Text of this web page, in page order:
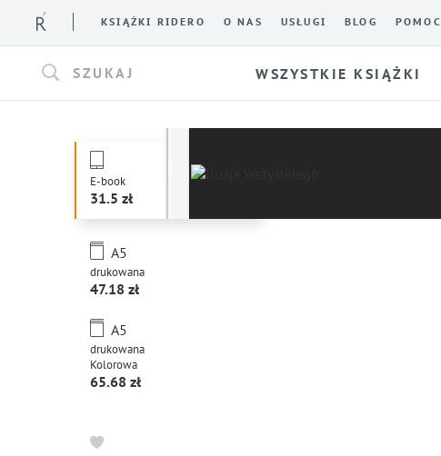
KSIĄŻKI RIDERO O NAS USŁUGI BLOG POMOC
SZUKAJ WSZYSTKIE KSIĄŻKI
E-book
31.5
drukowana
A5
47.18
drukowana
A5
Kolorowa
65.68